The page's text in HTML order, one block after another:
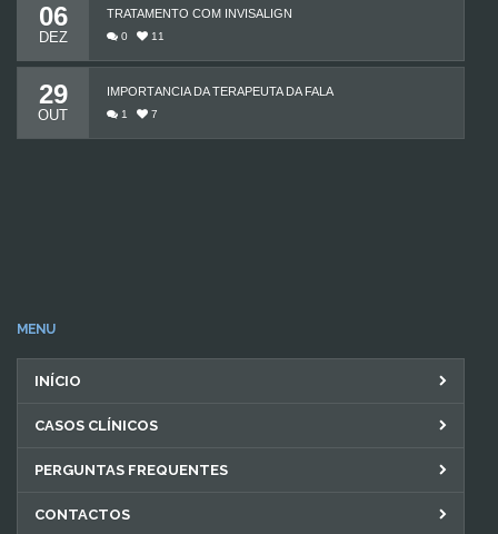
06
DEZ
TRATAMENTO COM INVISALIGN
0 11
29
OUT
IMPORTÂNCIA DA TERAPEUTA DA FALA
1 7
MENU
INÍCIO
CASOS CLÍNICOS
PERGUNTAS FREQUENTES
CONTACTOS